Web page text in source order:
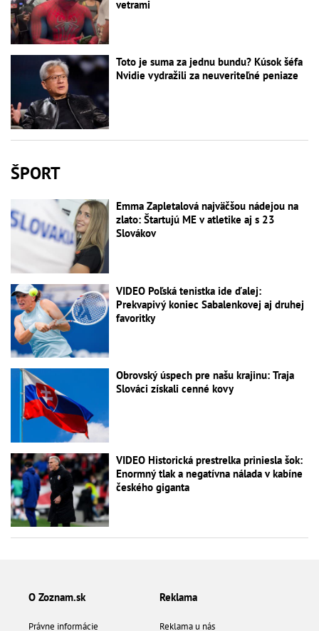
vetrami
Toto je suma za jednu bundu? Kúsok šéfa
Nvidie vydražili za neuveriteľné peniaze
ŠPORT
Emma Zapletalová najväčšou nádejou na
zlato: Štartujú ME v atletike aj s 23
Slovákov
VIDEO Poľská tenistka ide ďalej:
Prekvapivý koniec Sabalenkovej aj druhej
favoritky
Obrovský úspech pre našu krajinu: Traja
Slováci získali cenné kovy
VIDEO Historická prestrelka priniesla šok:
Enormný tlak a negatívna nálada v kabíne
českého giganta
O Zoznam.sk
Právne informácie
Reklama
Reklama u nás